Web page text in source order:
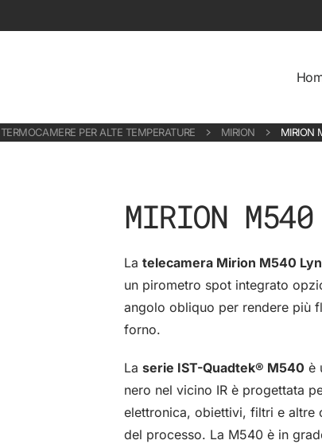
TERMOCAMERE PER ALTE TEMPERATURE MIRION MIRION
MIRION M540
La telecamera Mirion M540
un pirometro spot integrato
angolo obliquo per rendere più
forno.
La serie IST-Quadtek® M540 è
nero nel vicino IR è progettata
elettronica, obiettivi, filtri e altre
del processo. La M540 è in